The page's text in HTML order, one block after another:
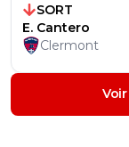
SORT
E. Cantero
Clermont